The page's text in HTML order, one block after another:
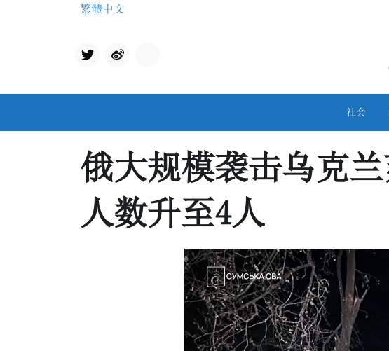
繁體中文
Twit
乌
社会
俄大规模袭击乌克
人数升至4人